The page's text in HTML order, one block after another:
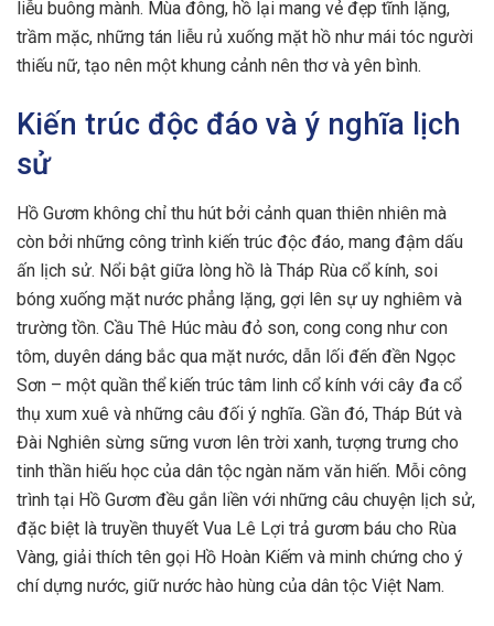
liễu buông mành. Mùa đông, hồ lại mang vẻ đẹp tĩnh lặng,
trầm mặc, những tán liễu rủ xuống mặt hồ như mái tóc người
thiếu nữ, tạo nên một khung cảnh nên thơ và yên bình.
Kiến trúc độc đáo và ý nghĩa lịch
sử
Hồ Gươm không chỉ thu hút bởi cảnh quan thiên nhiên mà
còn bởi những công trình kiến trúc độc đáo, mang đậm dấu
ấn lịch sử. Nổi bật giữa lòng hồ là Tháp Rùa cổ kính, soi
bóng xuống mặt nước phẳng lặng, gợi lên sự uy nghiêm và
trường tồn. Cầu Thê Húc màu đỏ son, cong cong như con
tôm, duyên dáng bắc qua mặt nước, dẫn lối đến đền Ngọc
Sơn – một quần thể kiến trúc tâm linh cổ kính với cây đa cổ
thụ xum xuê và những câu đối ý nghĩa. Gần đó, Tháp Bút và
Đài Nghiên sừng sững vươn lên trời xanh, tượng trưng cho
tinh thần hiếu học của dân tộc ngàn năm văn hiến. Mỗi công
trình tại Hồ Gươm đều gắn liền với những câu chuyện lịch sử,
đặc biệt là truyền thuyết Vua Lê Lợi trả gươm báu cho Rùa
Vàng, giải thích tên gọi Hồ Hoàn Kiếm và minh chứng cho ý
chí dựng nước, giữ nước hào hùng của dân tộc Việt Nam.